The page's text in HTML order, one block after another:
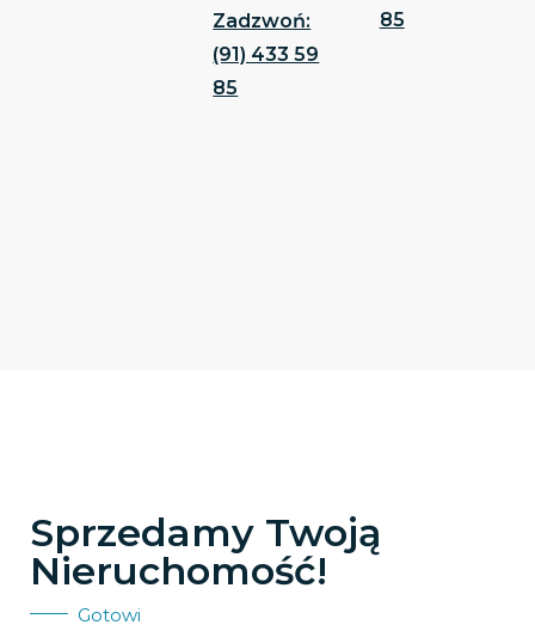
Zadzwoń:
(91) 433 59
85
85
Sprzedamy Twoją
Nieruchomość!
Gotowi